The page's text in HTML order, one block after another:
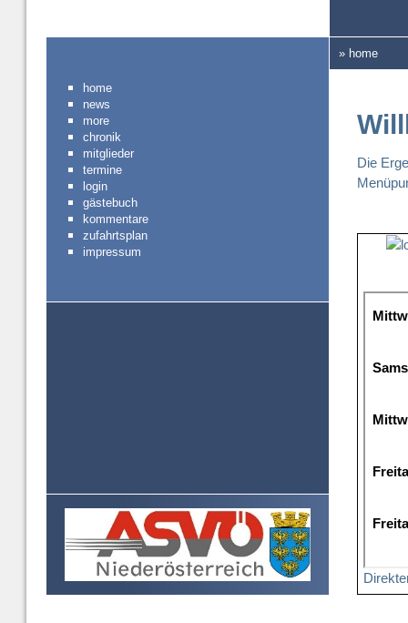
home
news
more
chronik
mitglieder
termine
login
gästebuch
kommentare
zufahrtsplan
impressum
» home
Die